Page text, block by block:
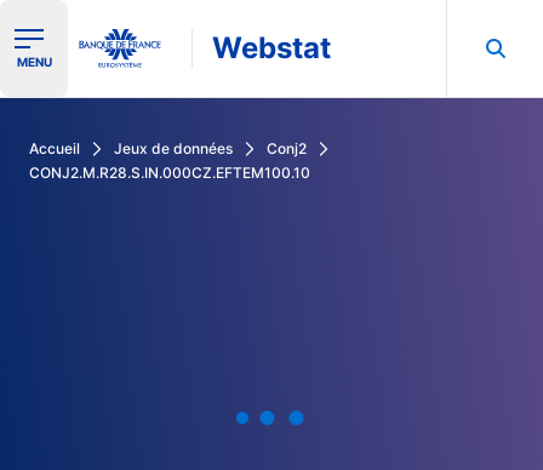
Ouvrir le menu de navigation
MENU Webstat
Accueil Jeux de données
Conj2
CONJ2.M.R28.S.IN.000CZ.EFTEM100.10